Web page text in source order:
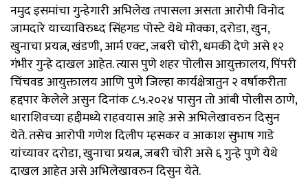
नमुद इसमांचा गुन्हेगारी अभिलेख तपासला असता आरोपी विनोद
जामदारे याच्याविरुध्द सिंहगड पोस्टे येथे मोक्का, दरोडा, खुन,
खुनाचा प्रयत्न, खंडणी, आर्म एक्ट, जबरी चोरी, धमकी देणे असे १२
गंभीर गुन्हे दाखल आहेत. त्यास पुणे शहर पोलीस आयुक्तालय, पिंपरी
चिंचवड आयुक्तालय आणि पुणे जिल्हा कार्यक्षेत्रातुन २ वर्षाकरीता
हद्दपार केलेले असुन दिनांक ८.५.२०२४ पासुन तो आंबी पोलीस ठाणे,
धाराशिवच्या हद्दीमध्ये राहवयास आहे असे अभिलेखावरुन दिसुन
येते. तसेच आरोपी गणेश दिलीप म्हसकर व आकाश सुभाष गाडे
यांच्यावर दरोडा, खुनाचा प्रयत्न, जबरी चोरी असे ६ गुन्हे पुणे येथे
दाखल आहेत असे अभिलेखावरुन दिसुन येते.